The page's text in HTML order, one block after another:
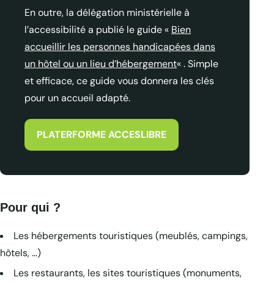
En outre, la délégation ministérielle à
l’accessibilité a publié le guide « Bien
accueillir les personnes handicapées dans
un hôtel ou un lieu d’hébergement« . Simple
et efficace, ce guide vous donnera les clés
pour un accueil adapté.
PLATERFORME ACCESLIBRE
Pour qui ?
Les hébergements touristiques (meublés, campings,
hôtels, …)
Les restaurants, les sites touristiques (monuments,